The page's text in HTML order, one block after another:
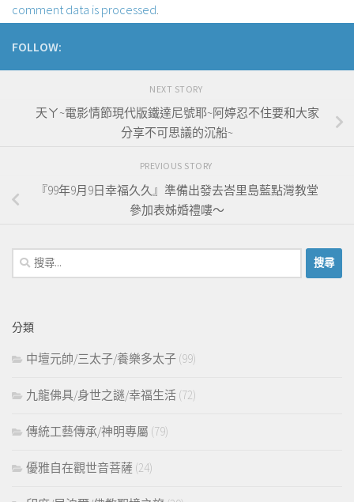
comment data is processed
FOLLOW:
NEXT STORY
天ㄚ~電影情節現代版鐵達尼號耶~阿婷忍不住要和大家
分享不可思議的沉船~
PREVIOUS STORY
『99年9月9日幸福久久』準備出發去峇里島藍點灣教堂
參加表姊婚禮嘍～
搜
尋
字:
分類
中壇元帥/三太子/養樂多太子 (99)
九龍佛具/身世之謎/幸福生活 (72)
傳統工藝傳承/神明專屬 (79)
優雅自在觀世音菩薩 (24)